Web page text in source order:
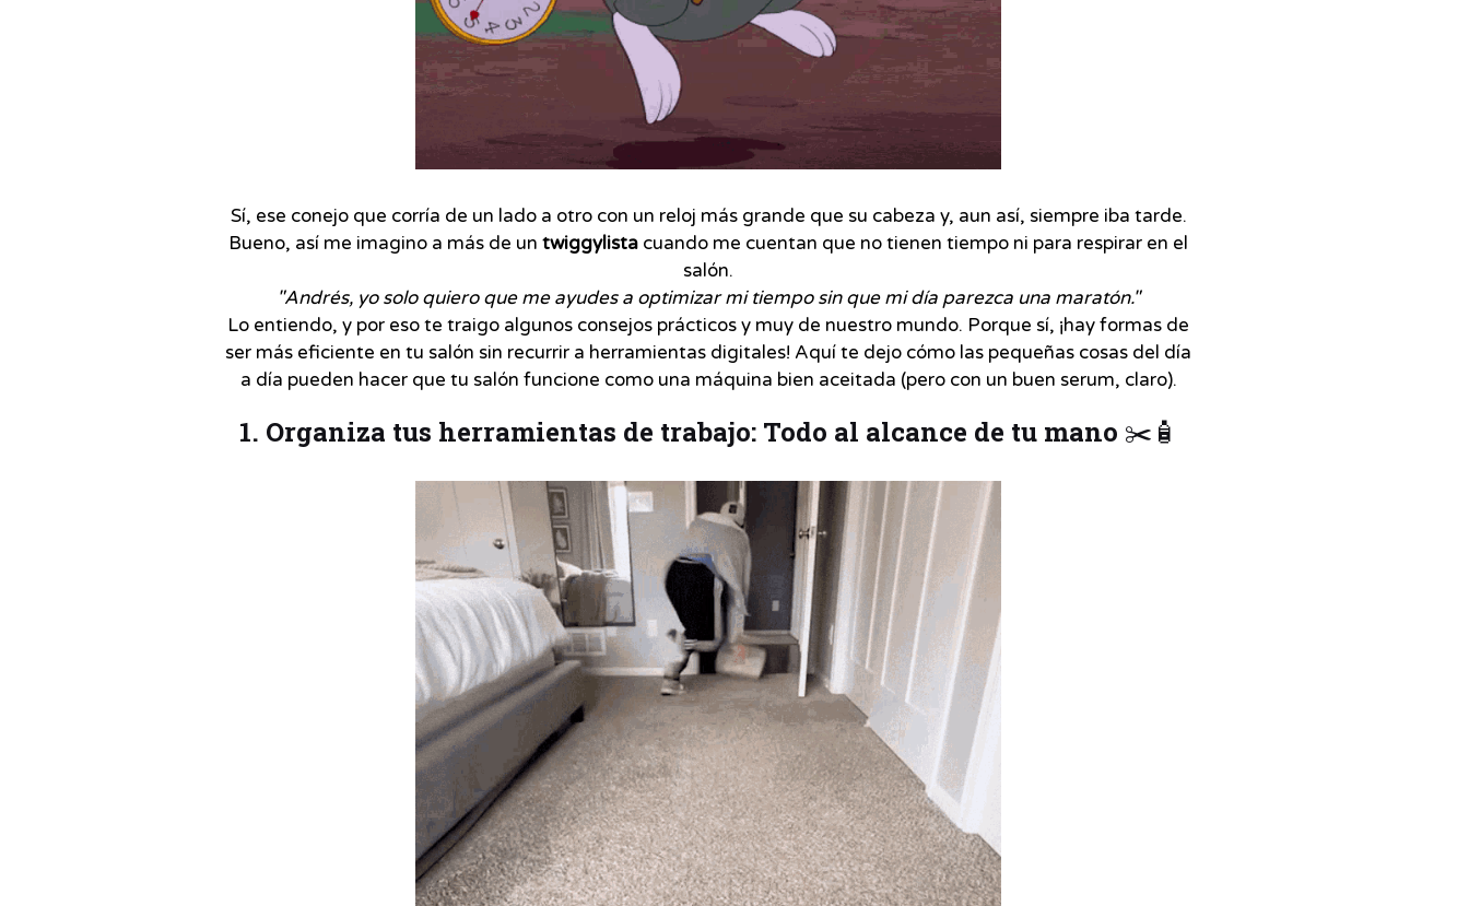
Sí, ese conejo que corría de un lado a otro con un reloj más grande que su cabeza y, aun así, siempre iba tarde.
Bueno, así me imagino a más de untwiggylista cuando me cuentan que no tienen tiempo ni para respirar en el
salón.
"Andrés, yo solo quiero que me ayudes a optimizar mi tiempo sin que mi día parezca una maratón."
Lo entiendo, y por eso te traigo algunos consejos prácticos y muy de nuestro mundo. Porque sí, ¡hay formas de
ser más eficiente en tu salón sin recurrir a herramientas digitales! Aquí te dejo cómo las pequeñas cosas del día
a día pueden hacer que tu salón funcione como una máquina bien aceitada (pero con un buen serum, claro).
1. Organiza tus herramientas de trabajo: Todo al alcance de tu mano ✂️🧴